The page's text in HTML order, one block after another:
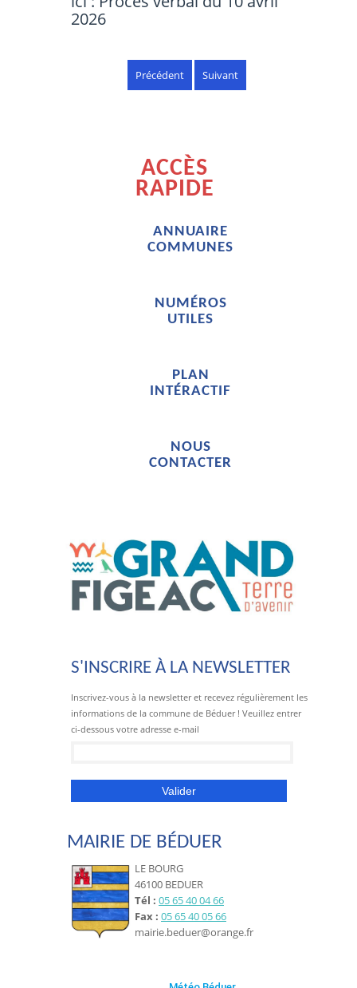
2026
Précédent Suivant
ACCÈS
RAPIDE
ANNUAIRE
COMMUNES
NUMÉROS
UTILES
PLAN
INTÉRACTIF
NOUS
CONTACTER
S'INSCRIRE À LA NEWSLETTER
Inscrivez-vous à la newsletter et recevez régulièrement les
informations de la commune de Béduer ! Veuillez entrer
ci-dessous votre adresse e-mail
MAIRIE DE BÉDUER
LE BOURG
46100 BEDUER
Tél : 05 65 40 04 66
Fax : 05 65 40 05 66
mairie.beduer@orange.fr